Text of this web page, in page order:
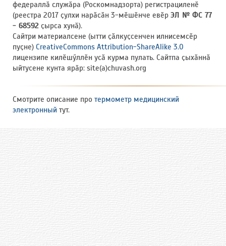
федераллӑ служӑра (Роскомнадзорта) регистрациленӗ
(реестра 2017 ҫулхи нарӑсӑн 3-мӗшӗнче евӗр ЭЛ № ФС 77
- 68592 ҫырса хунӑ).
Сайтри материалсене (ытти ҫӑлкуҫсенчен илнисемсӗр
пуҫне) CreativeCommons Attribution-ShareAlike 3.0
лицензипе килӗшӳллӗн усӑ курма пулать. Сайтпа ҫыхӑннӑ
ыйтусене кунта ярӑр: site(a)chuvash.org
Смотрите описание про термометр медицинский
электронный тут.